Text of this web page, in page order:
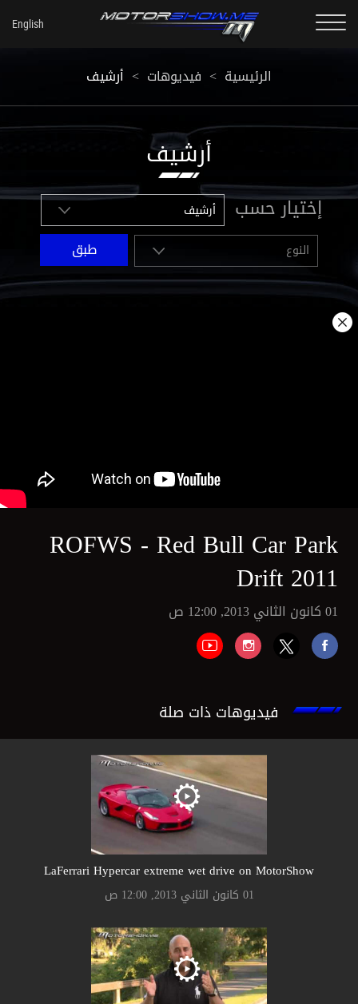
الرئيسية < فيديوهات < أرشيف
أرشيف
إختيار حسب
ROFWS - Red Bull Car Park
Drift 2011
01 كانون الثاني 2013, 12:00 ص
فيديوهات ذات صلة
LaFerrari Hypercar extreme wet drive on MotorShow
01 كانون الثاني 2013, 12:00 ص